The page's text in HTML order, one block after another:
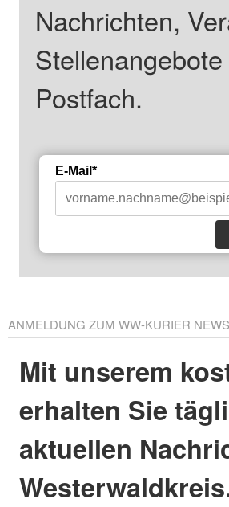
Nachrichten,
Postfach.
E-Mail*
ANMELDUNG ZUM WW-KURIER
Mit unserem
erhalten Sie
aktuellen